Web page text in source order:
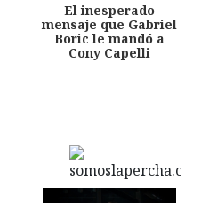
El inesperado
mensaje que Gabriel
Boric le mandó a
Cony Capelli